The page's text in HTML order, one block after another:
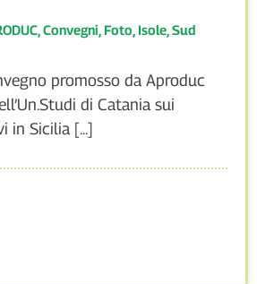
, Convegni, Foto, Isole, Sud
promosso da Aproduc
di Catania sui
in Sicilia [...]